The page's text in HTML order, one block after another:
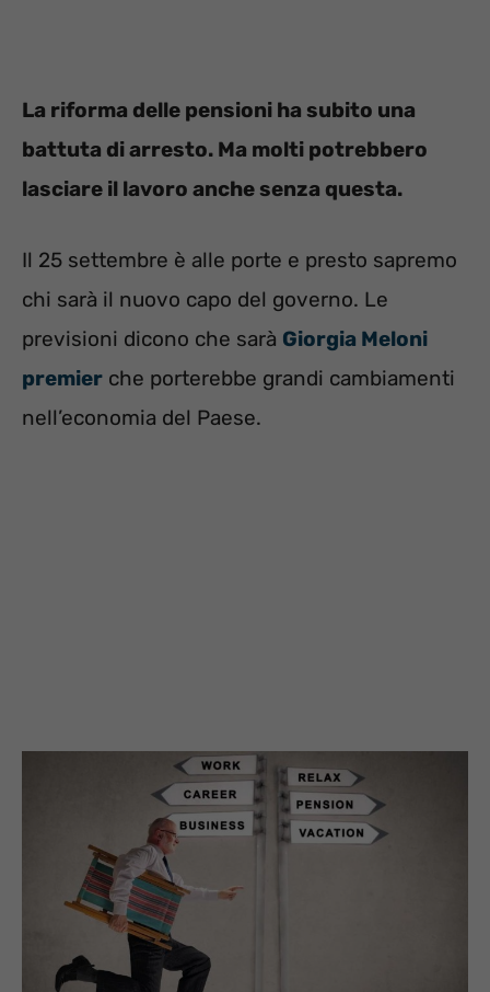
La riforma delle pensioni ha subito una
battuta di arresto. Ma molti potrebbero
lasciare il lavoro anche senza questa.
Il 25 settembre è alle porte e presto sapremo
chi sarà il nuovo capo del governo. Le
previsioni dicono che sarà Giorgia Meloni
premier che porterebbe grandi cambiamenti
nell’economia del Paese.